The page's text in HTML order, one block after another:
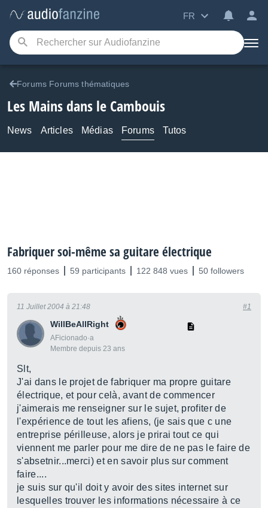
FR
Forums Forums thématiques
Les Mains dans le Cambouis
News Articles Médias Forums Tutos
Fabriquer soi-même sa guitare électrique
160 réponses 59 participants 122 848 vues 50 followers
WillBeAllRight
AFicionado·a
Membre depuis 23 ans
11 Juillet 2004 à 21:48 #1
Slt,
J'ai dans le projet de fabriquer ma propre guitare
électrique, et pour celà, avant de commencer
j'aimerais me renseigner sur le sujet, profiter de
l'expérience de tout les afiens, (je sais que c une
entreprise périlleuse, alors je prirai tout ce qui
viennent me parler pour me dire de ne pas le faire de
s'absetnir...merci) et en savoir plus sur comment
faire....
je suis sur qu'il doit y avoir des sites internet sur
lesquelles trouver les informations nécessaire à ce